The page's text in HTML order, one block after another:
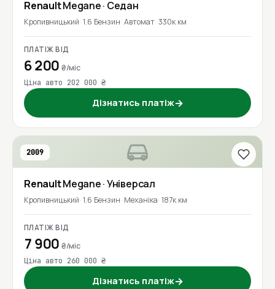
RenaultMegane· Седан
Кропивницький 1.6 Бензин Автомат 330к км
ПЛАТІЖ ВІД
6 200₴/міс
Ціна авто 202 000 ₴
Дізнатись платіж→
2009
RenaultMegane· Універсал
Кропивницький 1.6 Бензин Механіка 187к км
ПЛАТІЖ ВІД
7 900₴/міс
Ціна авто 260 000 ₴
Дізнатись платіж→